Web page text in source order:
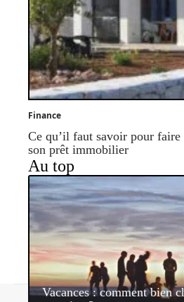
Finance
Ce qu’il faut savoir pour faire
son prêt immobilier
Au top
Vacances : comment bien